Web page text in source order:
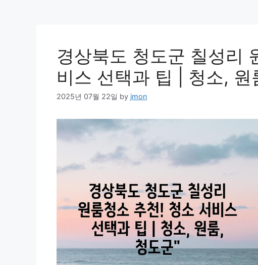
경상북도 청도군 칠성리
비스 선택과 팁 | 청소, 원
2025년 07월 22일 by jmon